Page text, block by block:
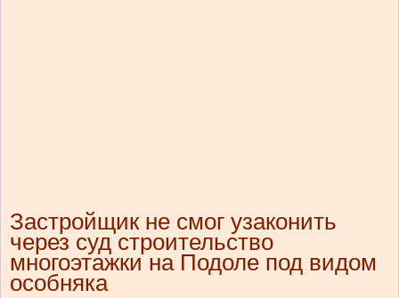
Застройщик не смог узаконить
через суд строительство
многоэтажки на Подоле под видом
особняка